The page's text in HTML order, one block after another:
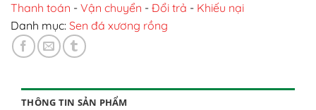
Thanh toán - Vận chuyển - Đổi trả - Khiếu nại
Danh mục: Sen đá xương rồng
THÔNG TIN SẢN PHẨM